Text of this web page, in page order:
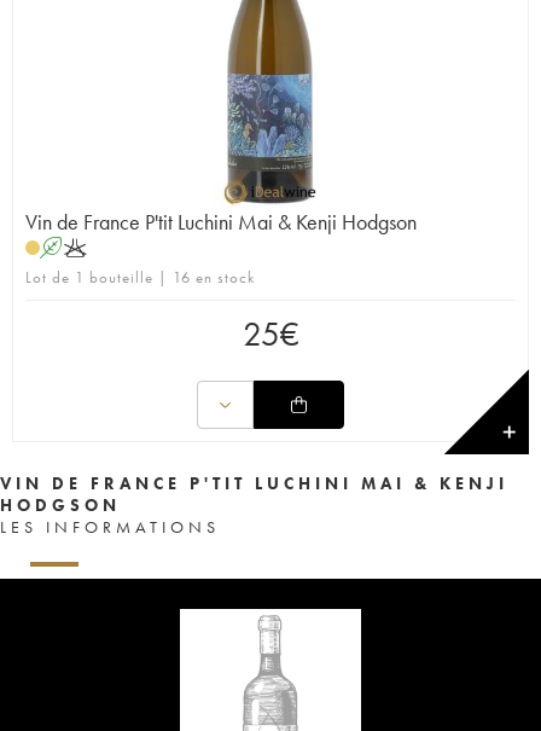
Vin de France P'tit Luchini Mai & Kenji Hodgson
AK
Lot de 1 bouteille | 16 en stock
25€
✕
VIN DE FRANCE P'TIT LUCHINI MAI & KENJI
HODGSON
LES INFORMATIONS